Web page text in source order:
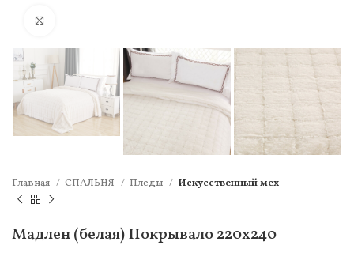
Главная СПАЛЬНЯ Пледы Искусcтвенный мех
Мадлен (белая) Покрывало 220х240